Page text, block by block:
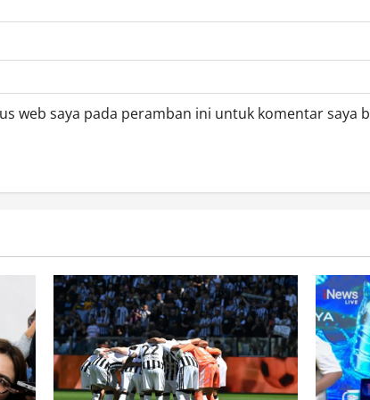
web saya pada peramban ini untuk komentar saya